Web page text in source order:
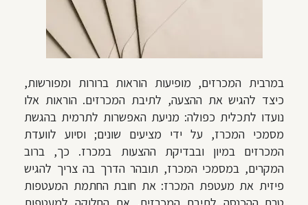
במרבית המכרזים, מופיעות הוראות ברורות ומפורשות,
כיצד להגיש את ההצעה, לתיבת המכרזים. הוראות אלו
נועדו לתכלית כפולה: מניעת האפשרות לתרמית בהגשת
מסמכי המכרז, על ידי מציעים שונים; וסיוע לוועדת
המכרזים במיון ובבדיקת ההצעות במכרז. כך, ברוב
המקרים, במסמכי המכרז, תובהר הדרך בה צריך להגיש
פיזית את מעטפת המכרז: את חובת החתמת המעטפות